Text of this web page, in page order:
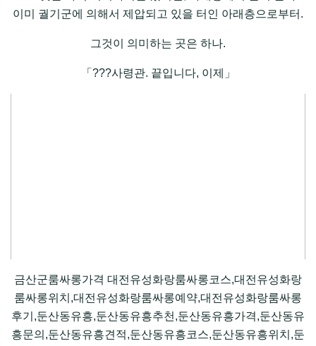
이미 궐기군에 의해서 제압되고 있을 터인 아래층으로부터.
그것이 의미하는 곳은 하나.
「???사령관. 끝입니다, 이제」
금산군룸싸롱가격 대전유성화랑룸싸롱코스,대전유성화랑
룸싸롱위치,대전유성화랑룸싸롱예약,대전유성화랑룸싸롱
후기,둔산동유흥,둔산동유흥추천,둔산동유흥가격,둔산동유
흥문의,둔산동유흥견적,둔산동유흥코스,둔산동유흥위치,둔